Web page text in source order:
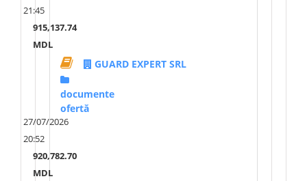
21:45
915,137.74
MDL
GUARD EXPERT SRL
documente
ofertă
27/07/2026
20:52
920,782.70
MDL